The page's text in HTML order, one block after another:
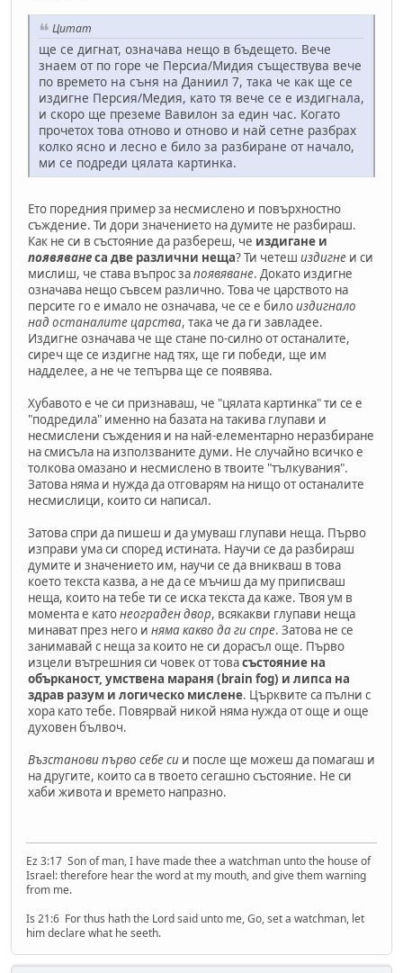
Цитат
ще се дигнат, означава нещо в бъдещето. Вече
знаем от по горе че Персиа/Мидия съществува вече
по времето на съня на Даниил 7, така че как ще се
издигне Персия/Медия, като тя вече се е издигнала,
и скоро ще преземе Вавилон за един час. Когато
прочетох това отново и отново и най сетне разбрах
колко ясно и лесно е било за разбиране от начало,
ми се подреди цялата картинка.
Ето поредния пример за несмислено и повърхностно
съждение. Ти дори значението на думите не разбираш.
Как не си в състояние да разбереш, че издигане и
появяванеса две различни неща? Ти четеш издигне и си
мислиш, че става въпрос запоявяване. Докато издигне
означава нещо съвсем различно. Това че царството на
персите го е имало не означава, че се е билоиздигнало
над останалите царства, така че да ги завладее.
Издигне означава че ще стане по-силно от останалите,
сиреч ще се издигне над тях, ще ги победи, ще им
надделее, а не че тепърва ще се появява.
Хубавото е че си признаваш, че "цялата картинка" ти се е
"подредила" именно на базата на такива глупави и
несмислени съждения и на най-елементарно неразбиране
на смисъла на използваните думи. Не случайно всичко е
толкова омазано и несмислено в твоите "тълкувания".
Затова няма и нужда да отговарям на нищо от останалите
несмислици, които си написал.
Затова спри да пишеш и да умуваш глупави неща. Първо
изправи ума си според истината. Научи се да разбираш
думите и значението им, научи се да вникваш в това
което текста казва, а не да се мъчиш да му приписваш
неща, които на тебе ти се иска текста да каже. Твоя ум в
момента е катонеограден двор, всякакви глупави неща
минават през него и няма какво да ги спре. Затова не се
занимавай с неща за които не си дорасъл още. Първо
изцели вътрешния си човек от товасъстояние на
обърканост, умствена мараня (brain fog) и липса на
здрав разум и логическо мислене. Църквите са пълни с
хора като тебе. Повярвай никой няма нужда от още и още
духовен бълвоч.
Възстанови първо себе си и после ще можеш да помагаш и
на другите, които са в твоето сегашно състояние. Не си
хаби живота и времето напразно.
Ez 3:17 Son of man, I have made thee a watchman unto the house of
Israel: therefore hear the word at my mouth, and give them warning
from me.
Is 21:6 For thus hath the Lord said unto me, Go, set a watchman, let
him declare what he seeth.